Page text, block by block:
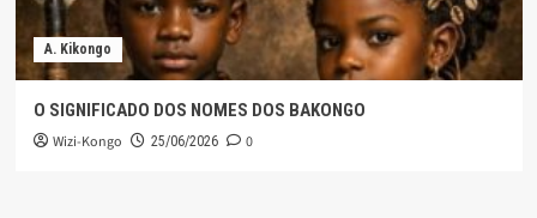
A. Kikongo
O SIGNIFICADO DOS NOMES DOS BAKONGO
Wizi-Kongo 25/06/2026 0